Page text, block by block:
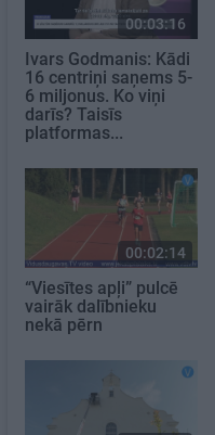
00:03:16
Ivars Godmanis: Kādi
16 centriņi saņems 5-
6 miljonus. Ko viņi
darīs? Taisīs
platformas...
00:02:14
“Viesītes apļi” pulcē
vairāk dalībnieku
nekā pērn